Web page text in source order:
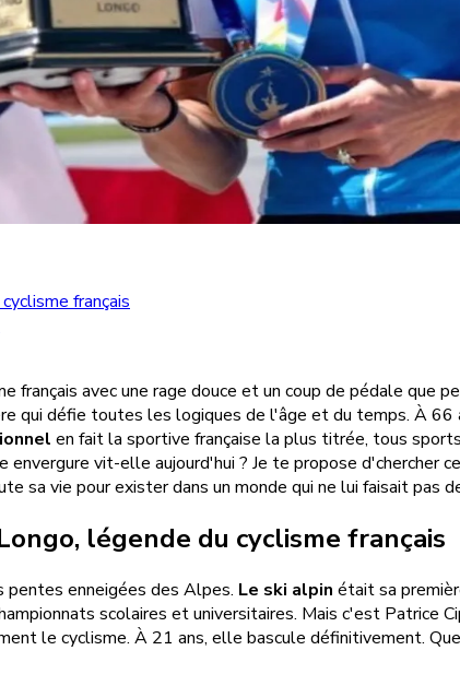
français
français avec une rage douce et un coup de pédale que
qui défie toutes les logiques de l'âge et du temps. À 66
en fait la sportive française la plus titrée, tous
vit-elle aujourd'hui ? Je te propose
vie pour exister dans un monde qui ne lui faisait pas
légende du cyclisme français
pentes enneigées des Alpes. Le ski alpin était sa
scolaires et universitaires. Mais c'est Patrice
le cyclisme. À 21 ans, elle bascule définitivement.